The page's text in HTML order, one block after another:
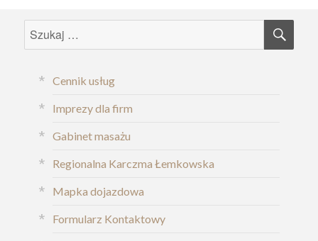
Szukaj:
Cennik usług
Imprezy dla firm
Gabinet masażu
Regionalna Karczma Łemkowska
Mapka dojazdowa
Formularz Kontaktowy